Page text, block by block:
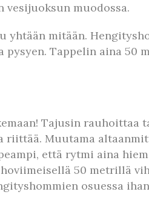
muodossa.
mitään.
Tappelin aina 50
Tajusin rauhoittaa
Muutama
että rytmi aina
50 metrillä
osuessa